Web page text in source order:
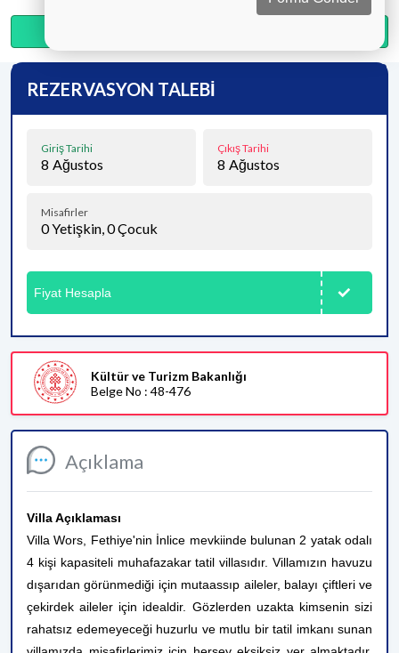
Açıklama
Villa Açıklaması
Villa Wors, Fethiye'nin İnlice mevkiinde bulunan 2 yatak odalı
4 kişi kapasiteli muhafazakar tatil villasıdır. Villamızın havuzu
dışarıdan görünmediği için mutaassıp aileler, balayı çiftleri ve
çekirdek aileler için idealdir. Gözlerden uzakta kimsenin sizi
rahatsız edemeyeceği huzurlu ve mutlu bir tatil imkanı sunan
REZERVASYON TALEBİ
Giriş Tarihi
8 Ağustos
Çıkış Tarihi
8 Ağustos
Misafirler
0Yetişkin,0Çocuk
Fiyat Hesapla
Kültür ve Turizm Bakanlığı
Belge No : 48-476